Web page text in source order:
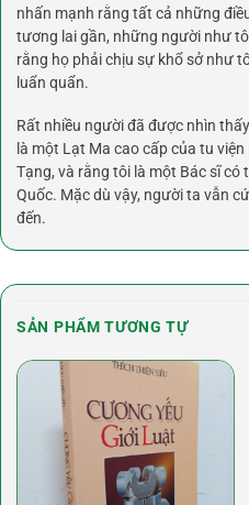
nhấn mạnh rằng tất cả những
tương lai gần, những người như
rằng họ phải chịu sự khổ sở như
luẩn quẩn.
Rất nhiều người đã được nhìn
là một Lạt Ma cao cấp của tu
Tạng, và rằng tôi là một Bác sĩ có
Quốc. Mặc dù vậy, người ta vẫn
đến.
SẢN PHẨM TƯƠNG TỰ